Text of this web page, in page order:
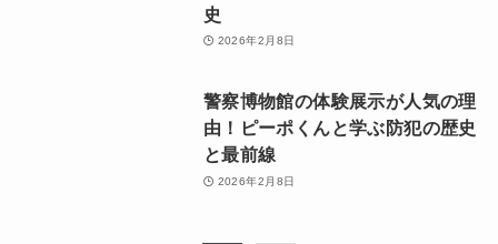
史
2026年2月8日
警察博物館の体験展示が人気の理
由！ピーポくんと学ぶ防犯の歴史
と最前線
2026年2月8日